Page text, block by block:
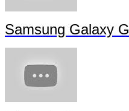
Samsung Galaxy